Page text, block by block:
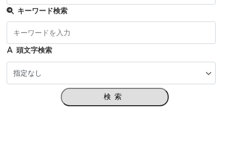
キーワード検索
頭文字検索
検索